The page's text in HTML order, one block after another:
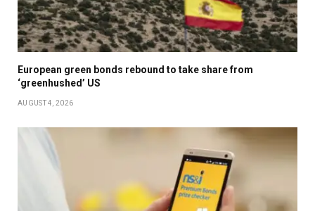
European green bonds rebound to take share from
‘greenhushed’ US
AUGUST 4, 2026